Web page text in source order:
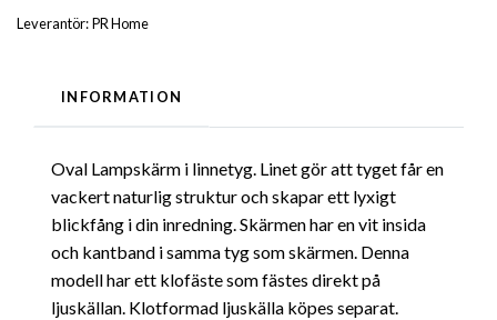
Leverantör:PR Home
INFORMATION
Oval Lampskärm i linnetyg. Linet gör att tyget får en
vackert naturlig struktur och skapar ett lyxigt
blickfång i din inredning. Skärmen har en vit insida
och kantband i samma tyg som skärmen. Denna
modell har ett klofäste som fästes direkt på
ljuskällan. Klotformad ljuskälla köpes separat.